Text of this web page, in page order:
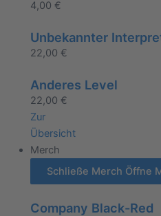
4,00 €
Unbekannter
22,00 €
Anderes Level
22,00 €
Zur
Übersicht
Merch
Schließe Merch Öffne
Company Black-Red